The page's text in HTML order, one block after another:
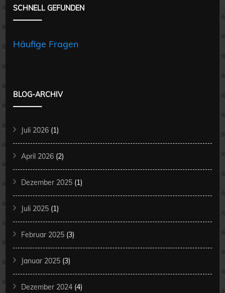
SCHNELL GEFUNDEN
Häufige Fragen
BLOG-ARCHIV
Juli 2026 (1)
April 2026 (2)
Dezember 2025 (1)
Juli 2025 (1)
Februar 2025 (3)
Januar 2025 (3)
Dezember 2024 (4)